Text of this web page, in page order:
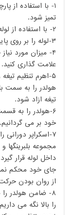
۱- با استفاده از
تمیز شود.
۲- با استفاده از لوله بر سر لوله به اندازه دلخواه بریده شود.
۳-لوله را بر روی پایه محکم نمایید.
۴- میزان مورد
علامت گذاری کنید.
۵-اهرم تنظیم
هولدر را به سمت
تیغه ازاد شود.
۶-هولدر را به
خود بر می گردانیم.
۷-اسکراپر
مجموعه بلبرینگها
داخل لوله قرار
جای خود محکم
از روان بودن
۸- ضامن هولدر
را بالا نگه می